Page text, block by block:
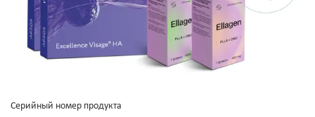
Серийный номер продукта